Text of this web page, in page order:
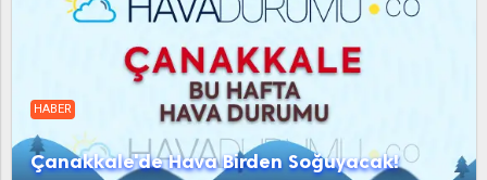
HABER
Çanakkale'de Hava Birden Soğuyacak!